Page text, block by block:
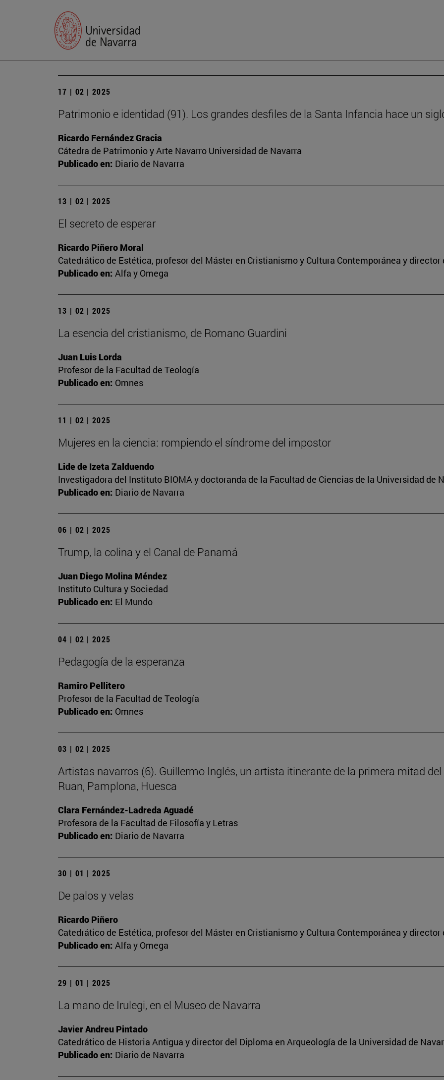
17 | 02 | 2025
Patrimonio e identidad (91). Los grandes desfiles de la Santa Infancia hace un
Ricardo Fernández Gracia
Cátedra de Patrimonio y Arte Navarro Universidad de Navarra
Publicado en: Diario de Navarra
13 | 02 | 2025
El secreto de esperar
Ricardo Piñero Moral
Catedrático de Estética, profesor del Máster en Cristianismo y Cultura Contemporánea y
Publicado en: Alfa y Omega
13 | 02 | 2025
La esencia del cristianismo, de Romano Guardini
Juan Luis Lorda
Profesor de la Facultad de Teología
Publicado en: Omnes
11 | 02 | 2025
Mujeres en la ciencia: rompiendo el síndrome del impostor
Lide de Izeta Zalduendo
Investigadora del Instituto BIOMA y doctoranda de la Facultad de Ciencias de la Universidad de
Publicado en: Diario de Navarra
06 | 02 | 2025
Trump, la colina y el Canal de Panamá
Juan Diego Molina Méndez
Instituto Cultura y Sociedad
Publicado en: El Mundo
04 | 02 | 2025
Pedagogía de la esperanza
Ramiro Pellitero
Profesor de la Facultad de Teología
Publicado en: Omnes
03 | 02 | 2025
Artistas navarros (6). Guillermo Inglés, un artista itinerante de la primera mitad
Ruan, Pamplona, Huesca
Clara Fernández-Ladreda Aguadé
Profesora de la Facultad de Filosofía y Letras
Publicado en: Diario de Navarra
30 | 01 | 2025
De palos y velas
Ricardo Piñero
Catedrático de Estética, profesor del Máster en Cristianismo y Cultura Contemporánea y
Publicado en: Alfa y Omega
29 | 01 | 2025
La mano de Irulegi, en el Museo de Navarra
Javier Andreu Pintado
Catedrático de Historia Antigua y director del Diploma en Arqueología de la Universidad de
Publicado en: Diario de Navarra